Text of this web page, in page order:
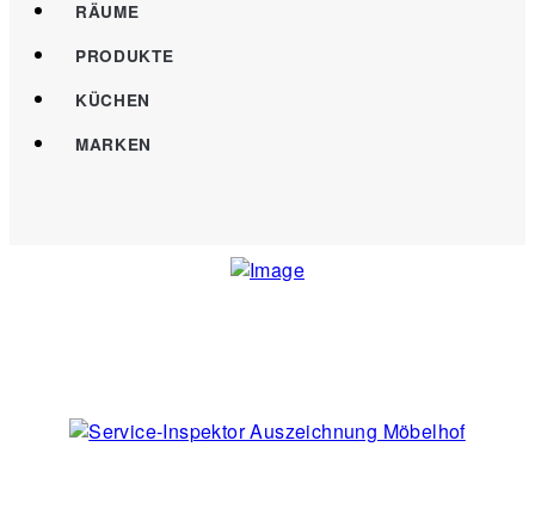
RÄUME
PRODUKTE
KÜCHEN
MARKEN